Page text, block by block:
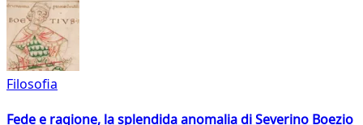
Filosofia
Fede e ragione, la splendida anomalia di Severino Boezio